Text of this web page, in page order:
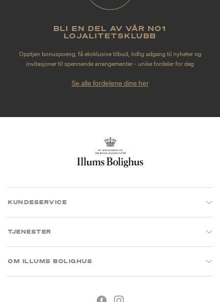
BLI EN DEL AV VÅR NO1
LOJALITETSKLUBB
Opptjen bonuspoeng, få eksklusive tilbud, tidlig adgang til nyheter og
invitasjoner til spennende arrangementer - unike fordeler for deg
Se alle fordelene dine her
KUNDESERVICE
TJENESTER
OM ILLUMS BOLIGHUS